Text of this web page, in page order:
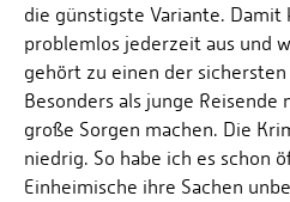
die günstigste Variante. Damit
problemlos jederzeit aus und
gehört zu einen der
Besonders als junge Reisende
große Sorgen machen. Die
niedrig. So habe ich es schon
Einheimische ihre Sachen